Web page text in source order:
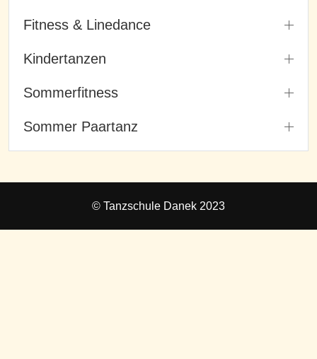
Fitness & Linedance
Kindertanzen
Sommerfitness
Sommer Paartanz
© Tanzschule Danek 2023